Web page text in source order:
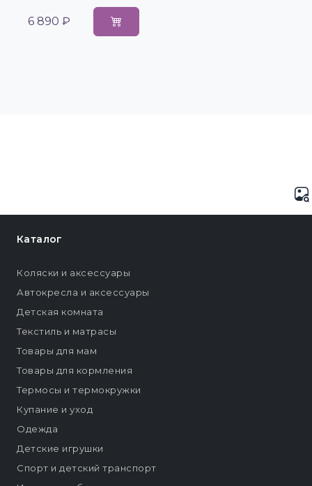
6 890 ₽
Каталог
Коляски и аксессуары
Автокресла и аксессуары
Детская комната
Текстиль и матрасы
Товары для мам
Товары для кормления
Термосы и термокружки
Купание и уход
Одежда
Детские игрушки
Спорт и детский транспорт